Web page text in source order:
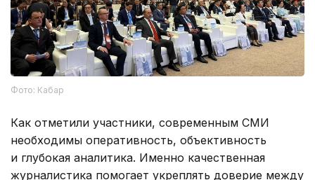
Фото: Кабар
Как отметили участники, современным СМИ
необходимы оперативность, объективность
и глубокая аналитика. Именно качественная
журналистика помогает укреплять доверие между